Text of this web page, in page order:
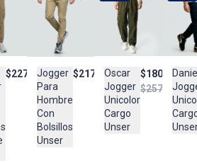
NO USAR BLANQUEADORES,
TIBIA, LAVAR Y SECAR CON
$227.900Jogger
Para
Hombre
Con
Bolsillos
Unser
$217.900Oscar
Jogger
Unicolor
Cargo
Unser
$180.950
$257.900